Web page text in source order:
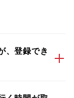
、登録でき